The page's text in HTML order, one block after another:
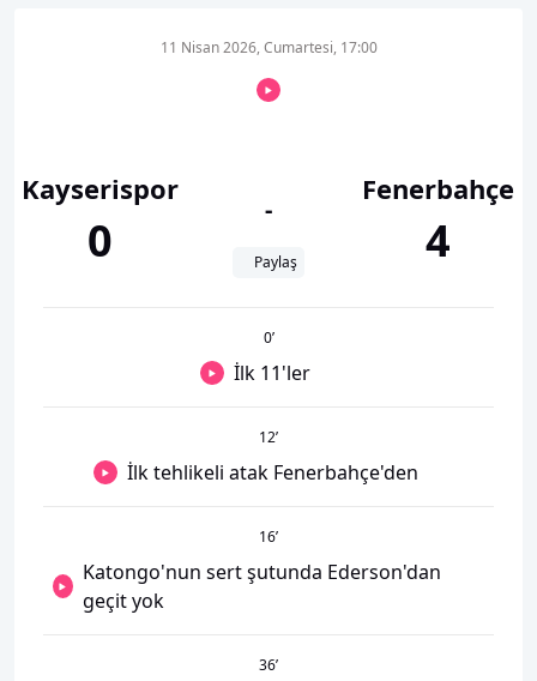
Kayserispor
0
11 Nisan 2026, Cumartesi, 17:00
-
Paylaş
Fenerbahçe
4
0’
İlk 11'ler
12’
İlk tehlikeli atak Fenerbahçe'den
16’
Katongo'nun sert şutunda Ederson'dan
geçit yok
36’